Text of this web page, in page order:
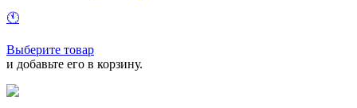
🕚
Выберите товар
и добавьте его в корзину.